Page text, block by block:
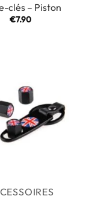
clés – Piston
€7.90